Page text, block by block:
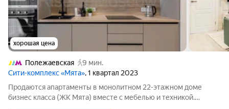
хорошая цена
Полежаевская
9 мин.
Сити-комплекс «Мята», 1 квартал 2023
Продаются апартаменты в монолитном 22-этажном доме
бизнес класса (ЖК Мята) вместе с мебелью и техникой.